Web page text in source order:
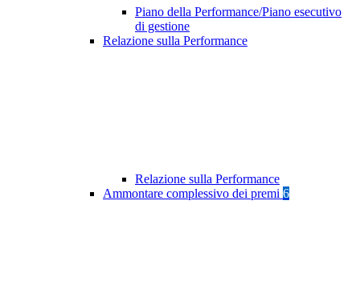
Piano della Performance/Piano esecutivo
di gestione
Relazione sulla Performance
Relazione sulla Performance
Ammontare complessivo dei premi 6